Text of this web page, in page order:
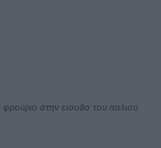
στην είσοδο του παλιού